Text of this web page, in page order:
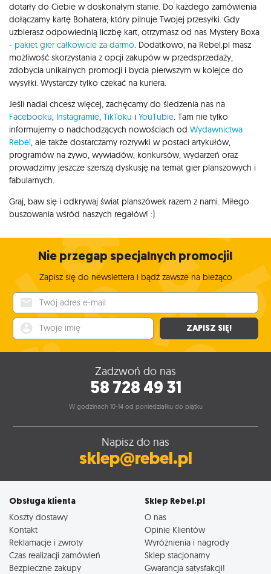
dotarły do Ciebie w doskonałym stanie. Do każdego zamówienia
dołączamy kartę Bohatera, który pilnuje Twojej przesyłki. Gdy
uzbierasz odpowiednią liczbę kart, otrzymasz od nas Mystery Boxa
- pakiet gier całkowicie za darmo. Dodatkowo, na Rebel.pl masz
możliwość skorzystania z opcji zakupów w przedsprzedaży,
zdobycia unikalnych promocji i bycia pierwszym w kolejce do
wysyłki. Wystarczy tylko czekać na kuriera.
Jeśli nadal chcesz więcej, zachęcamy do śledzenia nas na
Facebooku, Instagramie, TikToku i YouTubie. Tam nie tylko
informujemy o nadchodzących nowościach od Wydawnictwa
Rebel, ale także dostarczamy rozrywki w postaci artykułów,
programów na żywo, wywiadów, konkursów, wydarzeń oraz
prowadzimy jeszcze szerszą dyskusję na temat gier planszowych i
fabularnych.
Graj, baw się i odkrywaj świat planszówek razem z nami. Miłego
buszowania wśród naszych regałów! :)
Nie przegap specjalnych promocji!
Zapisz się do newslettera i bądź zawsze na bieżąco
ZAPISZ SIĘ!
Zadzwoń do nas
58 728 49 31
W godzinach 10-14 od poniedziałku do piątku
Napisz do nas
sklep@rebel.pl
Obsługa klienta
Koszty dostawy
Kontakt
Reklamacje i zwroty
Czas realizacji zamówień
Bezpieczne zakupy
Sklep Rebel.pl
O nas
Opinie Klientów
Wyróżnienia i nagrody
Sklep stacjonarny
Gwarancja satysfakcji!